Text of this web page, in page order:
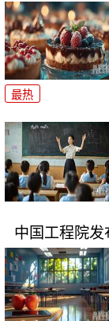
最热
中国工程院发